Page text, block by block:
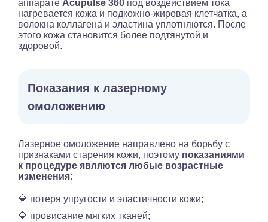
аппарате Acupulse 360 под воздействием тока
нагревается кожа и подкожно-жировая клетчатка, а
волокна коллагена и эластина уплотняются. После
этого кожа становится более подтянутой и
здоровой.
Показания к лазерному
омоложению
Лазерное омоложение направлено на борьбу с
признаками старения кожи, поэтому показаниями
к процедуре являются любые возрастные
изменения:
🔷 потеря упругости и эластичности кожи;
🔷 провисание мягких тканей;